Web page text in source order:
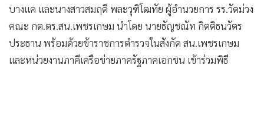
• MGR Live
• Infographic
• การเมือง
• ท่องเที่ยว
บางแค และนางสาวสมฤดี พละวุฑิโฒทัย ผู้อำนวยการ รร.วัดม่วง
คณะ กต.ตร.สน.เพชรเกษม นำโดย นายธัญชณัท กิตติธนวัตร
ประธาน พร้อมด้วยข้าราชการตำรวจในสังกัด สน.เพชรเกษม
และหน่วยงานภาคีเครือข่ายภาครัฐภาคเอกชน เข้าร่วมพิธี